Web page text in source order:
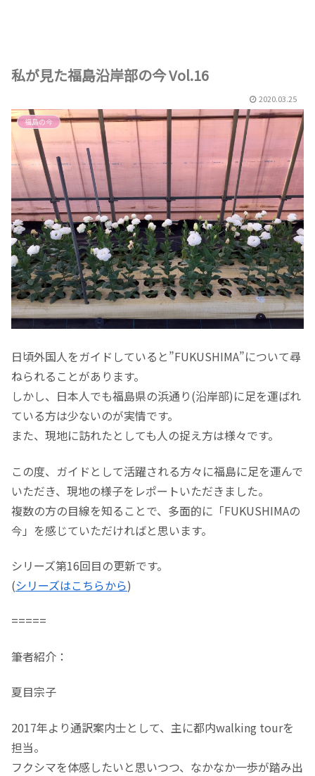
私が見た福島沿岸部の今 Vol.16
2020.03.25
福島の今
日頃外国人をガイドしていると”FUKUSHIMA”について尋
ねられることがあります。
しかし、日本人でも福島県の浜通り(沿岸部)に足を運ばれ
ている方は少ないのが実情です。
また、現地に訪れたとしても人の捉え方は様々です。
この度、ガイドとして活躍される方々に福島に足を運んで
いただき、現地の様子をレポートいただきました。
複数の方の目線を知ることで、多面的に「FUKUSHIMAの
今」を感じていただければと思います。
シリーズ第16回目の更新です。
(シリーズはこちらから)
=====
筆者紹介：
夏目宗子
2017年より通訳案内士として、主に都内walking tourを
担当。
フクシマを体感したいと思いつつ、なかなか一歩が踏み出